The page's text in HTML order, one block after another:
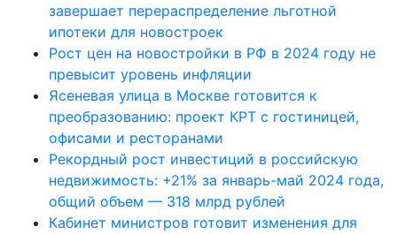
завершает перераспределение льготной
ипотеки для новостроек
Рост цен на новостройки в РФ в 2024 году не
превысит уровень инфляции
Ясеневая улица в Москве готовится к
преобразованию: проект КРТ с гостиницей,
офисами и ресторанами
Рекордный рост инвестиций в российскую
недвижимость: +21% за январь-май 2024 года,
общий объем — 318 млрд рублей
Кабинет министров готовит изменения для